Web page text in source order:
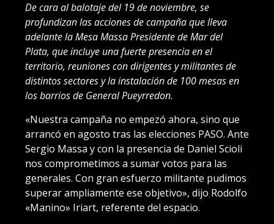
De cara al balotaje del 19 de noviembre, se
profundizan las acciones de campaña que lleva
adelante la Mesa Massa Presidente de Mar del
Plata, que incluye una fuerte presencia en el
territorio, reuniones con dirigentes y militantes de
distintos sectores y la instalación de 100 mesas en
los barrios de General Pueyrredon.
«Nuestra campaña no empezó ahora, sino que
arrancó en agosto tras las elecciones PASO. Ante
Sergio Massa y con la presencia de Daniel Scioli
nos comprometimos a sumar votos para las
generales. Con gran esfuerzo militante pudimos
superar ampliamente ese objetivo», dijo Rodolfo
«Manino» Iriart, referente del espacio.